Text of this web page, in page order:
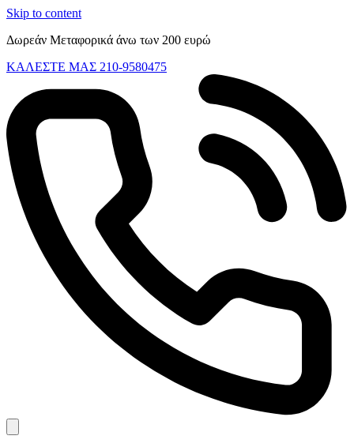
Skip to content
Δωρεάν Μεταφορικά άνω των 200 ευρώ
ΚΑΛΕΣΤΕ ΜΑΣ 210-9580475